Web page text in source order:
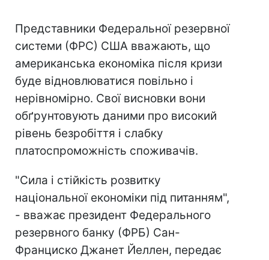
Представники Федеральної резервної
системи (ФРС) США вважають, що
американська економіка після кризи
буде відновлюватися повільно і
нерівномірно. Свої висновки вони
обґрунтовують даними про високий
рівень безробіття і слабку
платоспроможність споживачів.
"Сила і стійкість розвитку
національної економіки під питанням",
- вважає президент Федерального
резервного банку (ФРБ) Сан-
Франциско Джанет Йеллен, передає